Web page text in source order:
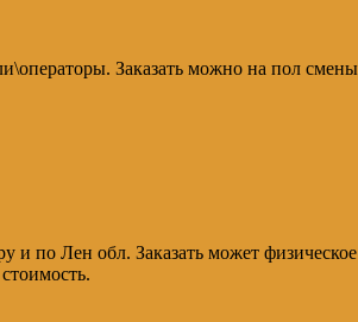
Заказать можно на пол
и по Лен обл. Заказать может